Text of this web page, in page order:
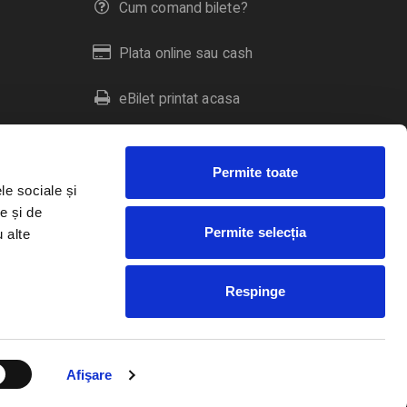
sociale și
și de
alte
Afişare
Permite toate
Permite selecția
Respinge
Cum comand bilete?
Plata online sau cash
eBilet printat acasa
Livrare prin curier
Duplicare bilete